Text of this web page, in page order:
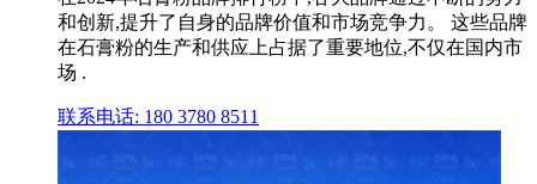
和创新,提升了自身的品牌价值和市场竞争力。 这些品牌
在石膏粉的生产和供应上占据了重要地位,不仅在国内市
场 .
联系电话: 180 3780 8511